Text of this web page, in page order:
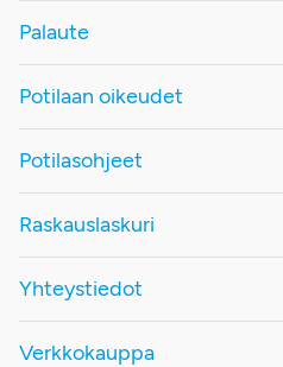
Palaute
Potilaan oikeudet
Potilasohjeet
Raskauslaskuri
Yhteystiedot
Verkkokauppa